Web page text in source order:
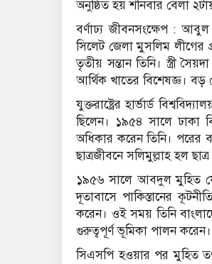
অনুষ্ঠিত হয় শনিবার বেলা
বর্ণাঢ্য জীবনসংক্ষেপ :
সিলেট জেলা মুসলিম লীগের
তৃতীয় সন্তান তিনি। স্ত্রী
আর্থিক খাতের বিশেষজ্ঞ। বড়
যুক্তরাষ্ট্রের হার্ভার্ড
ছিলেন। ১৯৫৪ সালে ঢাকা
অধিকার করেন তিনি। পরের
ছাত্রজীবনে সলিমুল্লাহ হল
১৯৫৬ সালে আবদুল মুহিত
দূতাবাসে পাকিস্তানের
করেন। ওই সময় তিনি
গুরুত্বপূর্ণ ভূমিকা পালন করেন।
সিএসপি হওয়ার পর মুহিত